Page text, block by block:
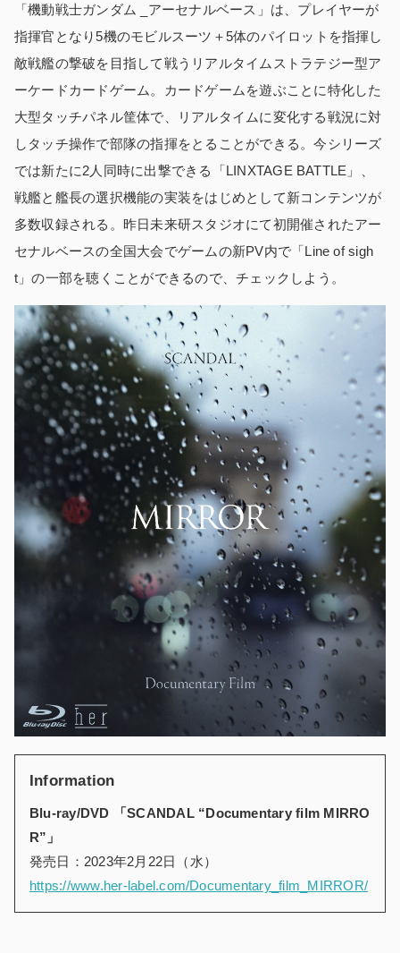
「機動戦士ガンダム _アーセナルベース」は、プレイヤーが
指揮官となり5機のモビルスーツ＋5体のパイロットを指揮し
敵戦艦の撃破を目指して戦うリアルタイムストラテジー型ア
ーケードカードゲーム。カードゲームを遊ぶことに特化した
大型タッチパネル筐体で、リアルタイムに変化する戦況に対
しタッチ操作で部隊の指揮をとることができる。今シリーズ
では新たに2人同時に出撃できる「LINXTAGE BATTLE」、
戦艦と艦長の選択機能の実装をはじめとして新コンテンツが
多数収録される。昨日未来研スタジオにて初開催されたアー
セナルベースの全国大会でゲームの新PV内で「Line of sigh
t」の一部を聴くことができるので、チェックしよう。
Information
Blu-ray/DVD 「SCANDAL “Documentary film MIRRO
R”」
発売日：2023年2月22日（水）
https://www.her-label.com/Documentary_film_MIRROR/